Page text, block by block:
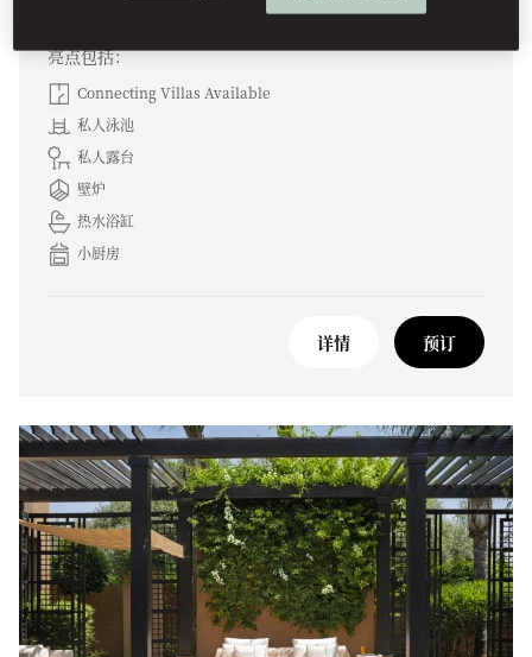
亮点包括：
Connecting Villas Available
私人泳池
私人露台
壁炉
热水浴缸
小厨房
详情 预订